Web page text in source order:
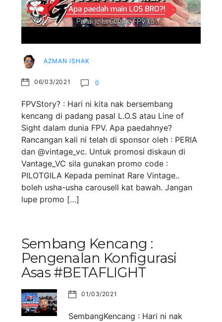
AZMAN ISHAK
06/03/2021 0
FPVStory? : Hari ni kita nak bersembang
kencang di padang pasal L.O.S atau Line of
Sight dalam dunia FPV. Apa paedahnye?
Rancangan kali ni telah di sponsor oleh : PERIA
dan @vintage_vc. Untuk promosi diskaun di
Vantage_VC sila gunakan promo code :
PILOTGILA Kepada peminat Rare Vintage..
boleh usha-usha carousell kat bawah. Jangan
lupe promo […]
Sembang Kencang :
Pengenalan Konfigurasi
Asas #BETAFLIGHT
01/03/2021
SembangKencang : Hari ni nak